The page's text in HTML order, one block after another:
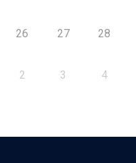
26 27 28
2 3 4